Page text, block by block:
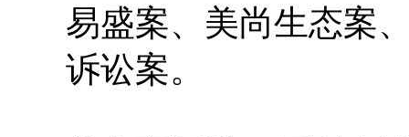
易盛案、美尚生态案
诉讼案。